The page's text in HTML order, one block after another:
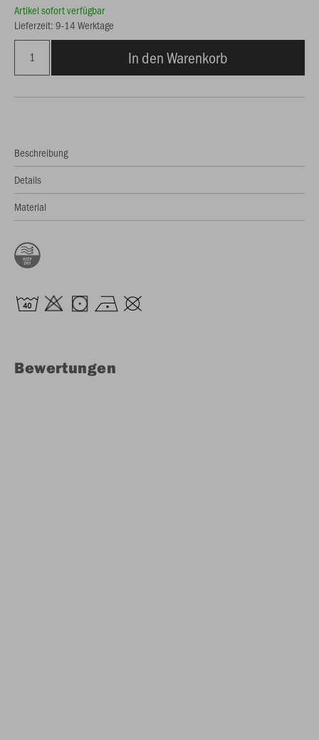
Artikel sofort verfügbar
Lieferzeit: 9-14 Werktage
In den Warenkorb
Beschreibung
Details
Material
Bewertungen